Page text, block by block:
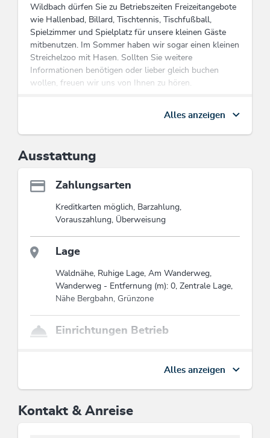
Wildbach dürfen Sie zu Betriebszeiten Freizeitangebote
wie Hallenbad, Billard, Tischtennis, Tischfußball,
Spielzimmer und Spielplatz für unsere kleinen Gäste
mitbenutzen. Im Sommer haben wir sogar einen kleinen
Streichelzoo mit Hasen. Sollten Sie weitere
Informationen benötigen oder lieber gleich buchen
wollen, freuen wir uns von Ihnen zu hören.
- 10 Gehminuten zur Talstation Schatzbergbahn
bis 19.10.2025) inklusive! Alle Leistungen inkl.
Sommer-Bergbahnen im Überblick:
Diese Unterkunft ist Mitglied von
Wildschönau Premium Card
Die Wildschönau Premium Card inkludiert
Infos Premium Card
Alles anzeigen
Ausstattung
Zahlungsarten
Kreditkarten möglich, Barzahlung,
Vorauszahlung, Überweisung
Lage
Waldnähe, Ruhige Lage, Am Wanderweg,
Wanderweg - Entfernung (m): 0, Zentrale Lage,
Nähe Bergbahn, Grünzone
Einrichtungen Betrieb
Kurzaufenthalt willkommen, Skiabstellraum,
Zimmer/App. mit Aussicht, Nichtraucherbereich
Sport / Freizeit
Alles anzeigen
Kontakt & Anreise